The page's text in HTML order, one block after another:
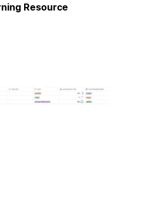
Resource